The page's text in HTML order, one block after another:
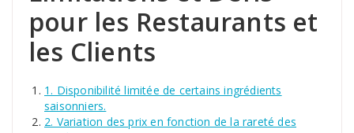
pour les Restaurants et
les Clients
1. Disponibilité limitée de certains ingrédients
saisonniers.
2. Variation des prix en fonction de la rareté des